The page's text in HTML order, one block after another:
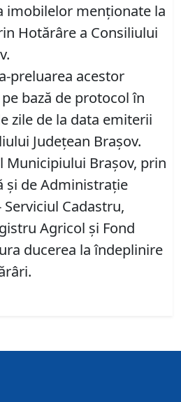
imobilelor menționate la
Hotărâre a Consiliului
preluarea acestor
bază de protocol în
zile de la data emiterii
Județean Brașov.
Municipiului Brașov, prin
și de Administrație
Serviciul Cadastru,
Agricol și Fond
ducerea la îndeplinire